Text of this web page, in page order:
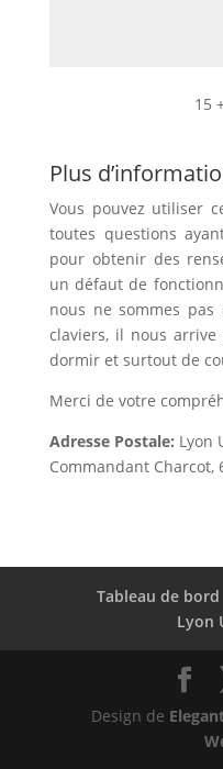
15
Plus
Vous pouvez utiliser
toutes questions
pour obtenir des
un défaut de
nous ne sommes
claviers, il nous
dormir et surtout de
Merci de votre
Adresse Postale: Lyon
Commandant Charcot,
Tableau de bord
Lyon
Design de